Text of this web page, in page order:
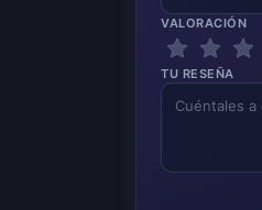
VALORACIÓN
TU RESEÑA